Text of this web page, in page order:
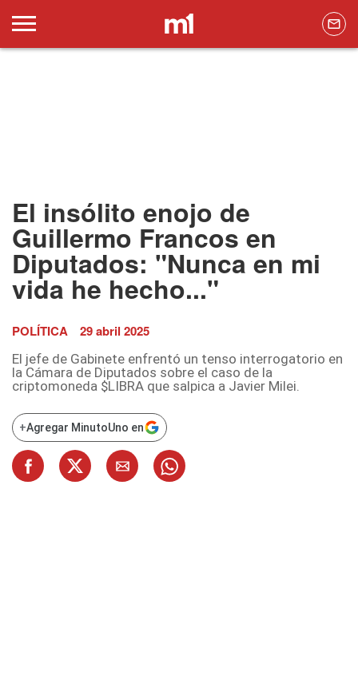
El insólito enojo de
Guillermo Francos en
Diputados: "Nunca en mi
vida he hecho..."
POLÍTICA 29 abril 2025
El jefe de Gabinete enfrentó un tenso interrogatorio en
la Cámara de Diputados sobre el caso de la
criptomoneda $LIBRA que salpica a Javier Milei.
+Agregar MinutoUno en